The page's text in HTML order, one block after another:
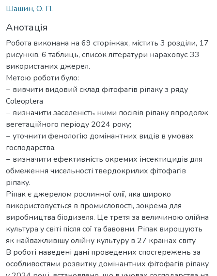
Шашин, О. П.
Анотація
Робота виконана на 69 сторінках, містить 3 розділи, 17
рисунків, 6 таблиць, список літератури нараховує 33
використаних джерел.
Метою роботи було:
− вивчити видовий склад фітофагів ріпаку з ряду
Coleoptera
− визначити заселеність ними посівів ріпаку впродовж
вегетаційного періоду 2024 року;
− уточнити фенологію домінантних видів в умовах
господарства.
− визначити ефективність окремих інсектицидів для
обмеження чисельності твердокрилих фітофагів
ріпаку.
Ріпак є джерелом рослинної олії, яка широко
використовується в промисловості, зокрема для
виробництва біодизеля. Це третя за величиною олійна
культура у світі після сої та бавовни. Ріпак вирощують
як найважливішу олійну культуру в 27 країнах світу
В роботі наведені дані проведених спостережень за
особливостями розвитку домінантних фітофагів ріпаку